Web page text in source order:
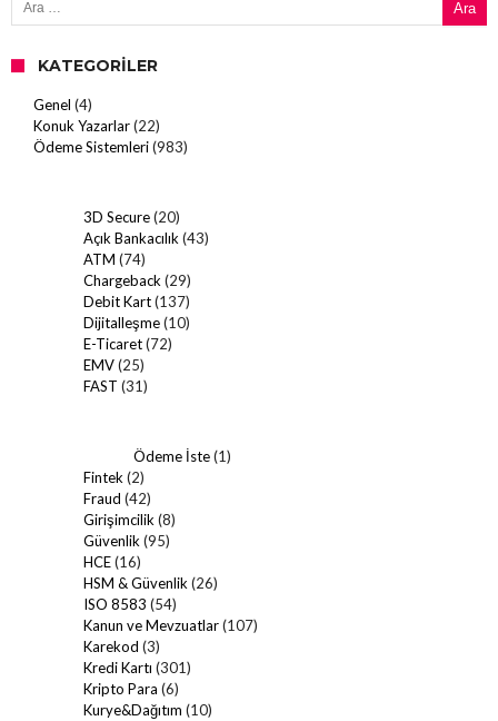
KATEGORILER
Genel (4)
Konuk Yazarlar(22)
Ödeme Sistemleri(983)
3D Secure(20)
Açık Bankacılık (43)
ATM (74)
Chargeback (29)
Debit Kart(137)
Dijitalleşme(10)
E-Ticaret(72)
EMV(25)
FAST (31)
Ödeme İste(1)
Fintek (2)
Fraud (42)
Girişimcilik (8)
Güvenlik (95)
HCE(16)
HSM & Güvenlik (26)
ISO 8583 (54)
Kanun ve Mevzuatlar(107)
Karekod (3)
Kredi Kartı (301)
Kripto Para (6)
Kurye&Dağıtım (10)